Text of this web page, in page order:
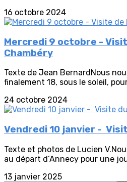
16 octobre 2024
Mercredi 9 octobre -
Chambéry
Texte de Jean BernardNous
finalement 18, sous le soleil,
24 octobre 2024
Vendredi 10 janvier -
Texte et photos de Lucien
au départ d’Annecy pour une
13 janvier 2025